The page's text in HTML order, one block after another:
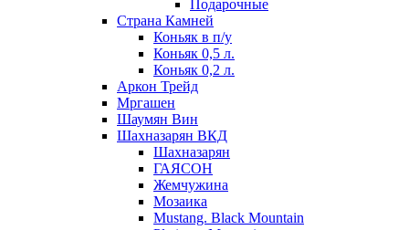
Подарочные
Страна Камней
Коньяк в п/у
Коньяк 0,5 л.
Коньяк 0,2 л.
Аркон Трейд
Мргашен
Шаумян Вин
Шахназарян ВКД
Шахназарян
ГАЯСОН
Жемчужина
Мозаика
Mustang. Black Mountain